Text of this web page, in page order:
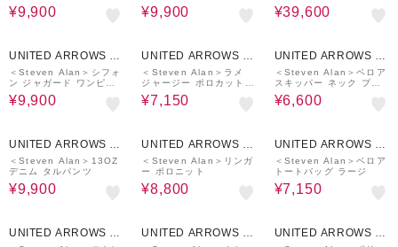
¥9,900 ¥9,900 ¥39,600
UNITED ARROWS O
UTLET
＜Steven Alan＞シフォ
ン ジャガード ワンピー
ス
¥9,900
UNITED ARROWS O
UTLET
＜Steven Alan＞ラメ
ジャージー ポロカットソ
ー
¥7,150
UNITED ARROWS O
UTLET
＜Steven Alan＞ベロア
スキッパー ネック プル
オーバー
¥6,600
UNITED ARROWS O
UTLET
＜Steven Alan＞13OZ
デニム タルパンツ
¥9,900
UNITED ARROWS O
UTLET
＜Steven Alan＞リンガ
ー ポロニット
¥8,800
UNITED ARROWS O
UTLET
＜Steven Alan＞ベロア
トートバッグ ラージ
¥7,150
UNITED ARROWS O
UNITED ARROWS O
UNITED ARROWS O